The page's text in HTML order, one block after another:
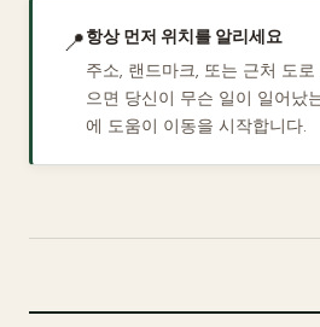
📍항상 먼저 위치를 알리세요
주소, 랜드마크, 또는 근처 도로
으면 당신이 무슨 일이 일어났
에 도움이 이동을 시작합니다.